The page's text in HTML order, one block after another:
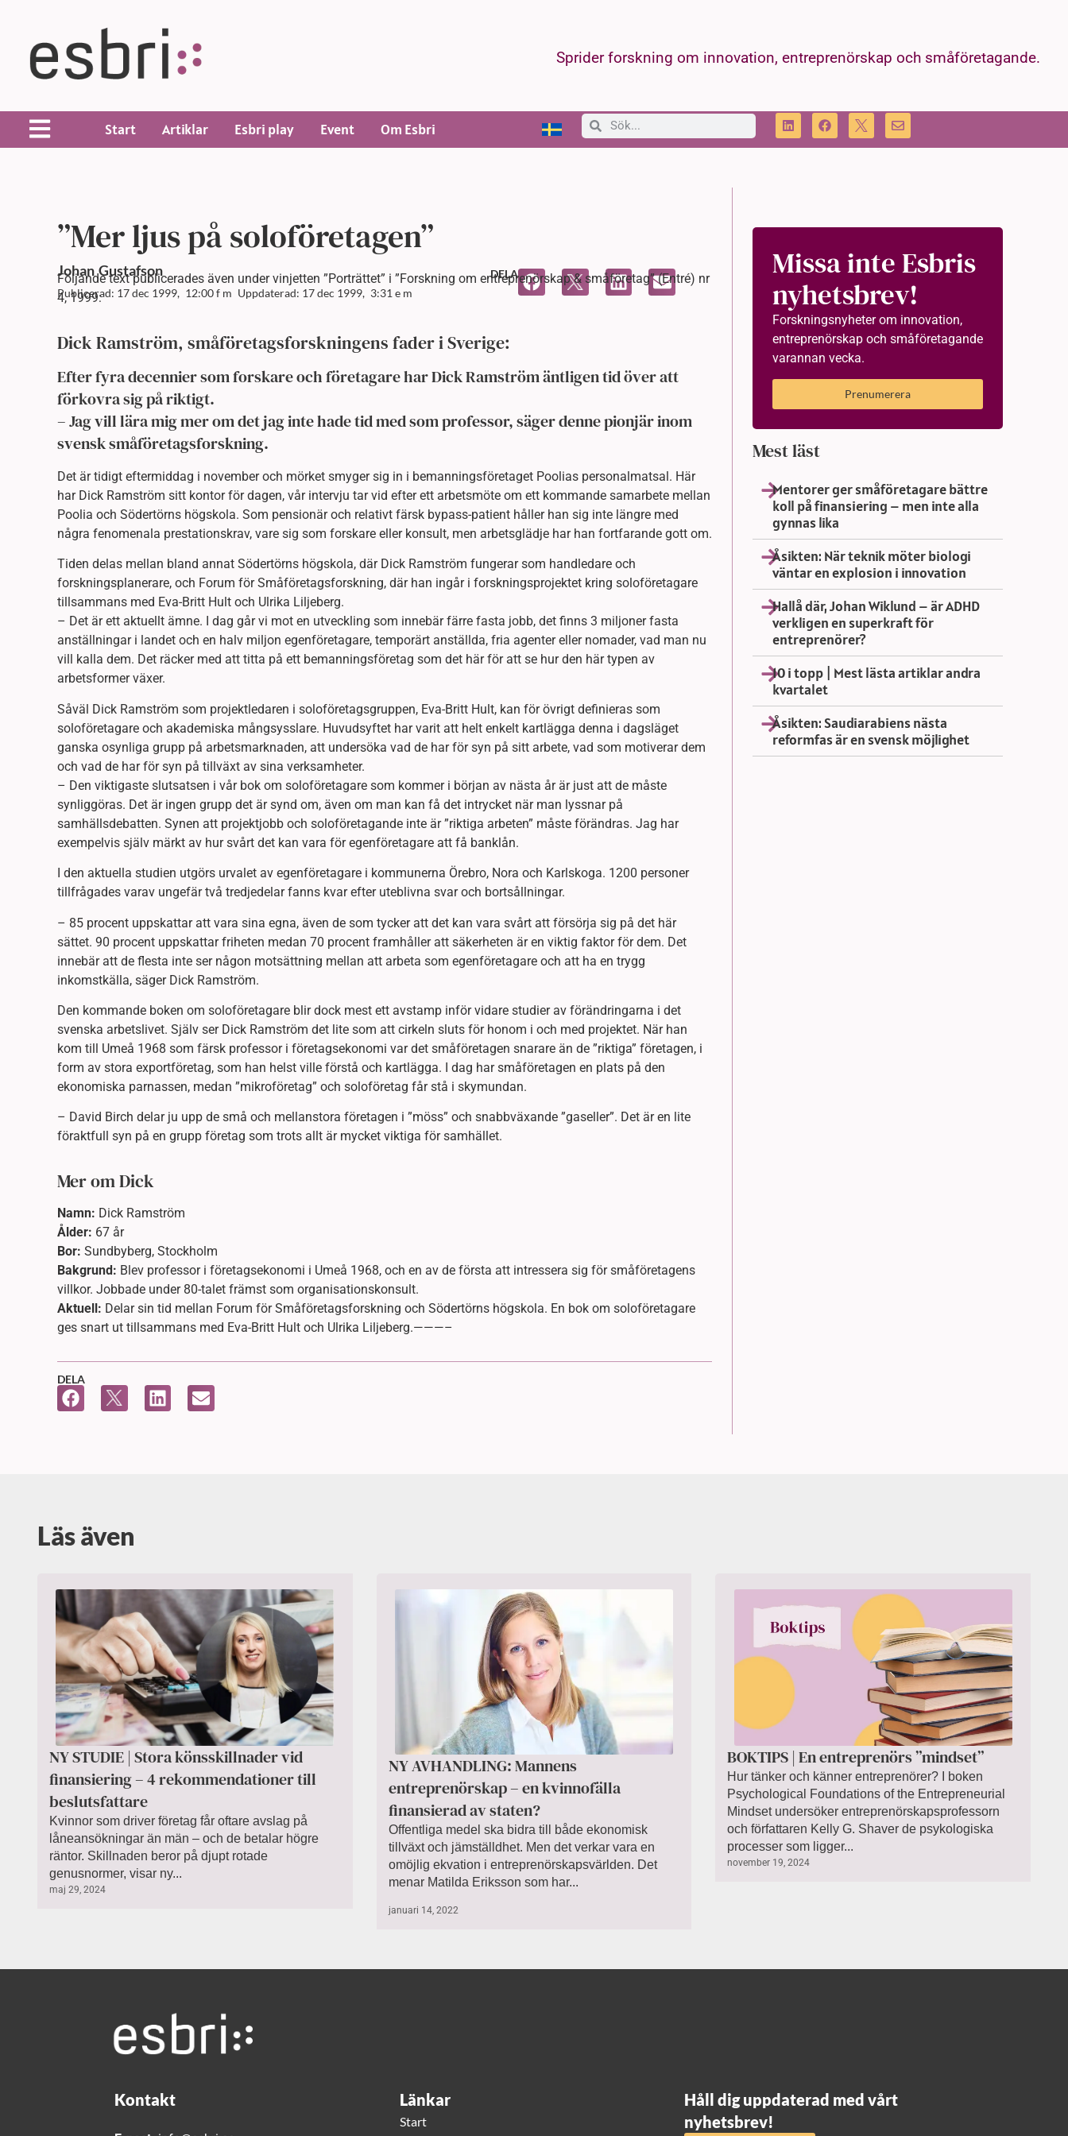
Sprider forskning om innovation, entreprenörskap och småföretagande.
Start Artiklar Esbri play Event Om Esbri
”Mer ljus på soloföretagen”
Johan Gustafson
Publicerad: 17 dec 1999, 12:00 f m Uppdaterad: 17 dec 1999, 3:31 e m
DELA
Följande text publicerades även under vinjetten ”Porträttet” i ”Forskning om entreprenörskap & småföretag” (Entré) nr
4, 1999:
Dick Ramström, småföretagsforskningens fader i Sverige:
Efter fyra decennier som forskare och företagare har Dick Ramström äntligen tid över att
förkovra sig på riktigt.
– Jag vill lära mig mer om det jag inte hade tid med som professor, säger denne pionjär inom
svensk småföretagsforskning.
Det är tidigt eftermiddag i november och mörket smyger sig in i bemanningsföretaget Poolias personalmatsal. Här
har Dick Ramström sitt kontor för dagen, vår intervju tar vid efter ett arbetsmöte om ett kommande samarbete mellan
Poolia och Södertörns högskola. Som pensionär och relativt färsk bypass-patient håller han sig inte längre med
några fenomenala prestationskrav, vare sig som forskare eller konsult, men arbetsglädje har han fortfarande gott om.
Tiden delas mellan bland annat Södertörns högskola, där Dick Ramström fungerar som handledare och
forskningsplanerare, och Forum för Småföretagsforskning, där han ingår i forskningsprojektet kring soloföretagare
tillsammans med Eva-Britt Hult och Ulrika Liljeberg.
– Det är ett aktuellt ämne. I dag går vi mot en utveckling som innebär färre fasta jobb, det finns 3 miljoner fasta
anställningar i landet och en halv miljon egenföretagare, temporärt anställda, fria agenter eller nomader, vad man nu
vill kalla dem. Det räcker med att titta på ett bemanningsföretag som det här för att se hur den här typen av
arbetsformer växer.
Såväl Dick Ramström som projektledaren i soloföretagsgruppen, Eva-Britt Hult, kan för övrigt definieras som
soloföretagare och akademiska mångsysslare. Huvudsyftet har varit att helt enkelt kartlägga denna i dagsläget
ganska osynliga grupp på arbetsmarknaden, att undersöka vad de har för syn på sitt arbete, vad som motiverar dem
och vad de har för syn på tillväxt av sina verksamheter.
– Den viktigaste slutsatsen i vår bok om soloföretagare som kommer i början av nästa år är just att de måste
synliggöras. Det är ingen grupp det är synd om, även om man kan få det intrycket när man lyssnar på
samhällsdebatten. Synen att projektjobb och soloföretagande inte är ”riktiga arbeten” måste förändras. Jag har
exempelvis själv märkt av hur svårt det kan vara för egenföretagare att få banklån.
I den aktuella studien utgörs urvalet av egenföretagare i kommunerna Örebro, Nora och Karlskoga. 1200 personer
tillfrågades varav ungefär två tredjedelar fanns kvar efter uteblivna svar och bortsållningar.
– 85 procent uppskattar att vara sina egna, även de som tycker att det kan vara svårt att försörja sig på det här
sättet. 90 procent uppskattar friheten medan 70 procent framhåller att säkerheten är en viktig faktor för dem. Det
innebär att de flesta inte ser någon motsättning mellan att arbeta som egenföretagare och att ha en trygg
inkomstkälla, säger Dick Ramström.
Den kommande boken om soloföretagare blir dock mest ett avstamp inför vidare studier av förändringarna i det
svenska arbetslivet. Själv ser Dick Ramström det lite som att cirkeln sluts för honom i och med projektet. När han
kom till Umeå 1968 som färsk professor i företagsekonomi var det småföretagen snarare än de ”riktiga” företagen, i
form av stora exportföretag, som han helst ville förstå och kartlägga. I dag har småföretagen en plats på den
ekonomiska parnassen, medan ”mikroföretag” och soloföretag får stå i skymundan.
– David Birch delar ju upp de små och mellanstora företagen i ”möss” och snabbväxande ”gaseller”. Det är en lite
föraktfull syn på en grupp företag som trots allt är mycket viktiga för samhället.
Mer om Dick
Namn: Dick Ramström
Ålder: 67 år
Bor: Sundbyberg, Stockholm
Bakgrund: Blev professor i företagsekonomi i Umeå 1968, och en av de första att intressera sig för småföretagens
villkor. Jobbade under 80-talet främst som organisationskonsult.
Aktuell: Delar sin tid mellan Forum för Småföretagsforskning och Södertörns högskola. En bok om soloföretagare
ges snart ut tillsammans med Eva-Britt Hult och Ulrika Liljeberg.———–
DELA
Missa inte Esbris
nyhetsbrev!
Forskningsnyheter om innovation,
entreprenörskap och småföretagande
varannan vecka.
Prenumerera
Mest läst
Mentorer ger småföretagare bättre
koll på finansiering – men inte alla
gynnas lika
Åsikten: När teknik möter biologi
väntar en explosion i innovation
Hallå där, Johan Wiklund – är ADHD
verkligen en superkraft för
entreprenörer?
10 i topp | Mest lästa artiklar andra
kvartalet
Åsikten: Saudiarabiens nästa
reformfas är en svensk möjlighet
Läs även
NY STUDIE | Stora könsskillnader vid
finansiering – 4 rekommendationer till
beslutsfattare
Kvinnor som driver företag får oftare avslag på
låneansökningar än män – och de betalar högre
räntor. Skillnaden beror på djupt rotade
genusnormer, visar ny...
maj 29, 2024
NY AVHANDLING: Mannens
entreprenörskap – en kvinnofälla
finansierad av staten?
Offentliga medel ska bidra till både ekonomisk
tillväxt och jämställdhet. Men det verkar vara en
omöjlig ekvation i entreprenörskapsvärlden. Det
menar Matilda Eriksson som har...
januari 14, 2022
BOKTIPS | En entreprenörs ”mindset”
Hur tänker och känner entreprenörer? I boken
Psychological Foundations of the Entrepreneurial
Mindset undersöker entreprenörskapsprofessorn
och författaren Kelly G. Shaver de psykologiska
processer som ligger...
november 19, 2024
Kontakt Länkar
Start
Håll dig uppdaterad med vårt
nyhetsbrev!